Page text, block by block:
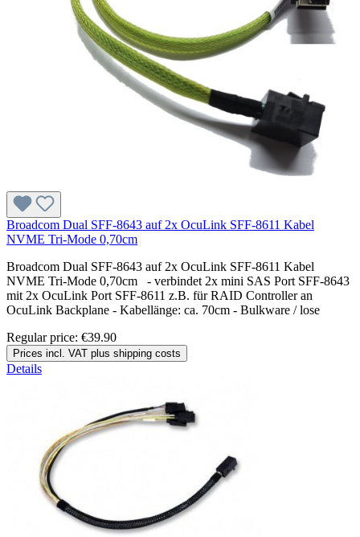
Broadcom Dual SFF-8643 auf 2x OcuLink SFF-8611 Kabel
NVME Tri-Mode 0,70cm
Broadcom Dual SFF-8643 auf 2x OcuLink SFF-8611 Kabel
NVME Tri-Mode 0,70cm - verbindet 2x mini SAS Port SFF-8643
mit 2x OcuLink Port SFF-8611 z.B. für RAID Controller an
OcuLink Backplane - Kabellänge: ca. 70cm - Bulkware / lose
Regular price: €39.90
Prices incl. VAT plus shipping costs
Details